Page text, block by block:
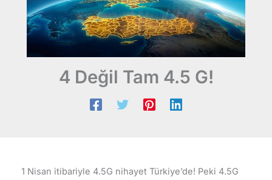
4 Değil Tam 4.5 G!
1 Nisan itibariyle 4.5G nihayet Türkiye’de! Peki 4.5G